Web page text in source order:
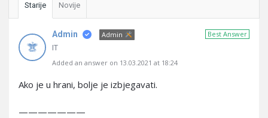
Starije Novije
Best Answer
Admin Admin
IT
Added an answer on 13.03.2021 at 18:24
Ako je u hrani, bolje je izbjegavati.
———————